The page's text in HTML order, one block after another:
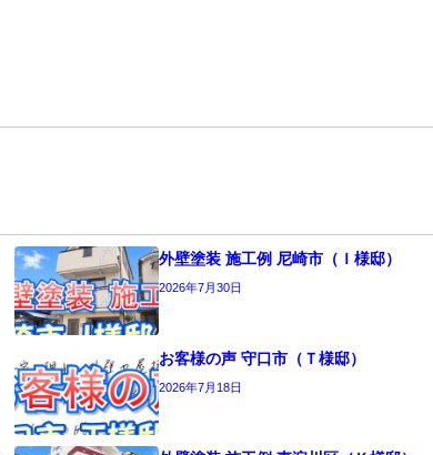
外壁塗装 施工例 尼崎市（Ｉ様邸）
2026年7月30日
お客様の声 守口市（Ｔ様邸）
2026年7月18日